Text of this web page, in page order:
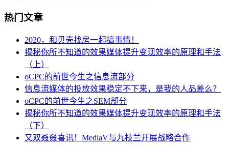
热门文章
2020，和贝壳找房一起搞事情！
揭秘你所不知道的效果媒体提升变现效率的原理和手法
（上）
oCPC的前世今生之信息流部分
信息流媒体的投放效果稳定不下来，是我的人品差么？
oCPC的前世今生之SEM部分
揭秘你所不知道的效果媒体提升变现效率的原理和手法
（下）
又双叒叕喜讯！MediaV与九枝兰开展战略合作